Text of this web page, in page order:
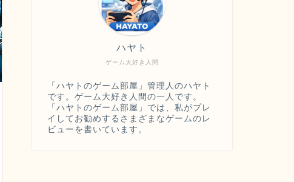
ゲーム大好き人間
ハヤト
「ハヤトのゲーム部屋」管理人のハヤト
です。ゲーム大好き人間の一人です。
「ハヤトのゲーム部屋」では、私がプレ
イしてお勧めするさまざまなゲームのレ
ビューを書いています。